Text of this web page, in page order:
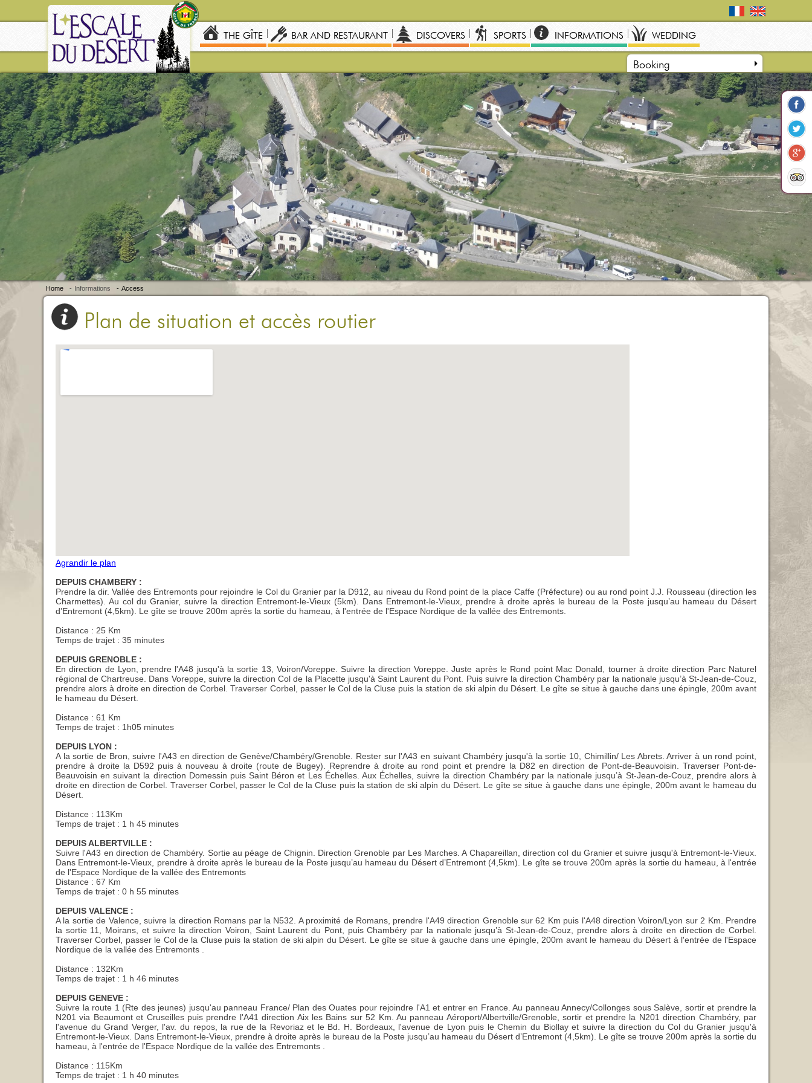
THE GÎTE BAR AND RESTAURANT DISCOVERS SPORTS INFORMATIONS WEDDING
Booking
Home - Informations - Access
Plan de situation et accès routier
Agrandir le plan
DEPUIS CHAMBERY :
Prendre la dir. Vallée des Entremonts pour rejoindre le Col du Granier par la D912, au niveau du Rond point de la place Caffe (Préfecture) ou au rond point J.J. Rousseau (direction les
Charmettes). Au col du Granier, suivre la direction Entremont-le-Vieux (5km). Dans Entremont-le-Vieux, prendre à droite après le bureau de la Poste jusqu’au hameau du Désert
d’Entremont (4,5km). Le gîte se trouve 200m après la sortie du hameau, à l'entrée de l'Espace Nordique de la vallée des Entremonts.
Distance : 25 Km
Temps de trajet : 35 minutes
DEPUIS GRENOBLE :
En direction de Lyon, prendre l'A48 jusqu'à la sortie 13, Voiron/Voreppe. Suivre la direction Voreppe. Juste après le Rond point Mac Donald, tourner à droite direction Parc Naturel
régional de Chartreuse. Dans Voreppe, suivre la direction Col de la Placette jusqu'à Saint Laurent du Pont. Puis suivre la direction Chambéry par la nationale jusqu’à St-Jean-de-Couz,
prendre alors à droite en direction de Corbel. Traverser Corbel, passer le Col de la Cluse puis la station de ski alpin du Désert. Le gîte se situe à gauche dans une épingle, 200m avant
le hameau du Désert.
Distance : 61 Km
Temps de trajet : 1h05 minutes
DEPUIS LYON :
A la sortie de Bron, suivre l'A43 en direction de Genève/Chambéry/Grenoble. Rester sur l'A43 en suivant Chambéry jusqu'à la sortie 10, Chimillin/ Les Abrets. Arriver à un rond point,
prendre à droite la D592 puis à nouveau à droite (route de Bugey). Reprendre à droite au rond point et prendre la D82 en direction de Pont-de-Beauvoisin. Traverser Pont-de-
Beauvoisin en suivant la direction Domessin puis Saint Béron et Les Échelles. Aux Échelles, suivre la direction Chambéry par la nationale jusqu’à St-Jean-de-Couz, prendre alors à
droite en direction de Corbel. Traverser Corbel, passer le Col de la Cluse puis la station de ski alpin du Désert. Le gîte se situe à gauche dans une épingle, 200m avant le hameau du
Désert.
Distance : 113Km
Temps de trajet : 1 h 45 minutes
DEPUIS ALBERTVILLE :
Suivre l'A43 en direction de Chambéry. Sortie au péage de Chignin. Direction Grenoble par Les Marches. A Chapareillan, direction col du Granier et suivre jusqu'à Entremont-le-Vieux.
Dans Entremont-le-Vieux, prendre à droite après le bureau de la Poste jusqu’au hameau du Désert d’Entremont (4,5km). Le gîte se trouve 200m après la sortie du hameau, à l'entrée
de l'Espace Nordique de la vallée des Entremonts
Distance : 67 Km
Temps de trajet : 0 h 55 minutes
DEPUIS VALENCE :
A la sortie de Valence, suivre la direction Romans par la N532. A proximité de Romans, prendre l'A49 direction Grenoble sur 62 Km puis l'A48 direction Voiron/Lyon sur 2 Km. Prendre
la sortie 11, Moirans, et suivre la direction Voiron, Saint Laurent du Pont, puis Chambéry par la nationale jusqu’à St-Jean-de-Couz, prendre alors à droite en direction de Corbel.
Traverser Corbel, passer le Col de la Cluse puis la station de ski alpin du Désert. Le gîte se situe à gauche dans une épingle, 200m avant le hameau du Désert à l'entrée de l'Espace
Nordique de la vallée des Entremonts .
Distance : 132Km
Temps de trajet : 1 h 46 minutes
DEPUIS GENEVE :
Suivre la route 1 (Rte des jeunes) jusqu'au panneau France/ Plan des Ouates pour rejoindre l'A1 et entrer en France. Au panneau Annecy/Collonges sous Salève, sortir et prendre la
N201 via Beaumont et Cruseilles puis prendre l'A41 direction Aix les Bains sur 52 Km. Au panneau Aéroport/Albertville/Grenoble, sortir et prendre la N201 direction Chambéry, par
l'avenue du Grand Verger, l'av. du repos, la rue de la Revoriaz et le Bd. H. Bordeaux, l'avenue de Lyon puis le Chemin du Biollay et suivre la direction du Col du Granier jusqu'à
Entremont-le-Vieux. Dans Entremont-le-Vieux, prendre à droite après le bureau de la Poste jusqu’au hameau du Désert d’Entremont (4,5km). Le gîte se trouve 200m après la sortie du
hameau, à l'entrée de l'Espace Nordique de la vallée des Entremonts .
Distance : 115Km
Temps de trajet : 1 h 40 minutes